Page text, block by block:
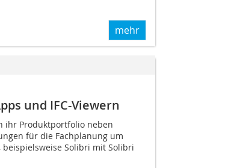
mehr
und IFC-Viewern
ihr Produktportfolio neben
für die Fachplanung um
Solibri mit Solibri